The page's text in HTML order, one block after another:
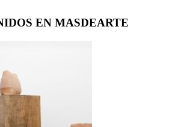
EN MASDEARTE